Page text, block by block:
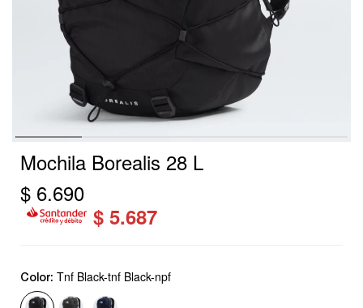
Mochila Borealis 28 L
$ 6.690
$ 5.687
Color: Tnf Black-tnf Black-npf